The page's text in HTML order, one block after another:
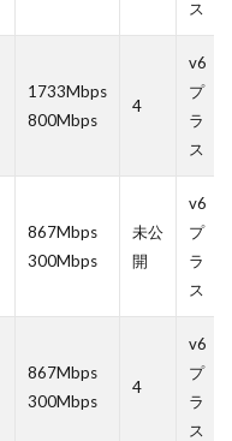
ス
1733Mbps
800Mbps
4
v6
プ
ラ
ス
867Mbps
300Mbps
未公
開
v6
プ
ラ
ス
867Mbps
300Mbps
4
v6
プ
ラ
ス